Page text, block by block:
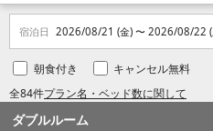
宿泊日 2026/08/21 (金) 〜 2026/08/22 (
全84件プラン名・ベッド数に関して
朝食付き キャンセル無料
ダブルルーム